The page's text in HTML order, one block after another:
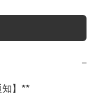
−
知】**